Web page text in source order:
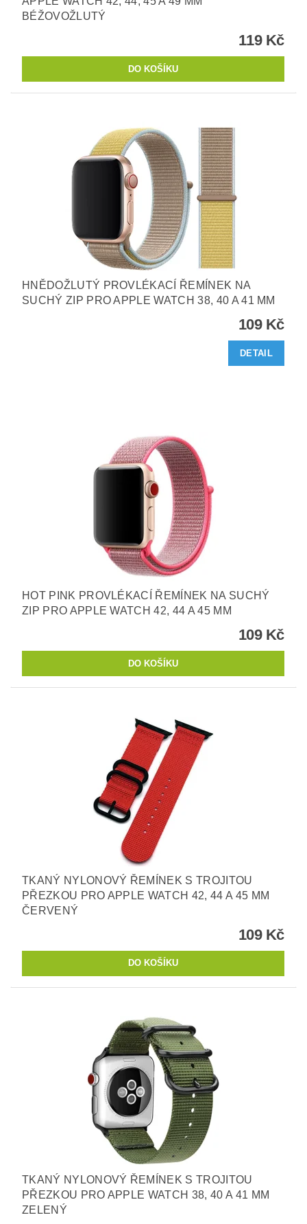
BÉŽOVOŽLUTÝ
119 Kč
HNĚDOŽLUTÝ PROVLÉKACÍ ŘEMÍNEK NA
SUCHÝ ZIP PRO APPLE WATCH 38, 40 A 41 MM
109 Kč
DETAIL
HOT PINK PROVLÉKACÍ ŘEMÍNEK NA SUCHÝ
ZIP PRO APPLE WATCH 42, 44 A 45 MM
109 Kč
TKANÝ NYLONOVÝ ŘEMÍNEK S TROJITOU
PŘEZKOU PRO APPLE WATCH 42, 44 A 45 MM
ČERVENÝ
109 Kč
TKANÝ NYLONOVÝ ŘEMÍNEK S TROJITOU
PŘEZKOU PRO APPLE WATCH 38, 40 A 41 MM
ZELENÝ